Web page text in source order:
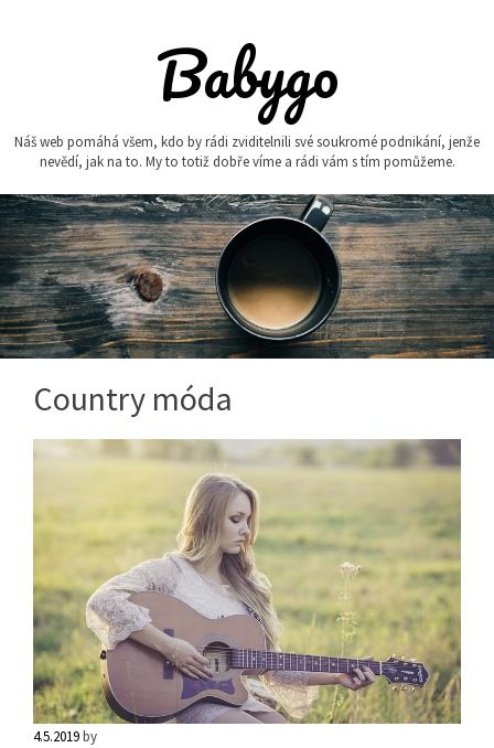
Babygo
Náš web pomáhá všem, kdo by rádi zviditelnili své soukromé podnikání, jenže
nevědí, jak na to. My to totiž dobře víme a rádi vám s tím pomůžeme.
Country móda
4.5.2019by